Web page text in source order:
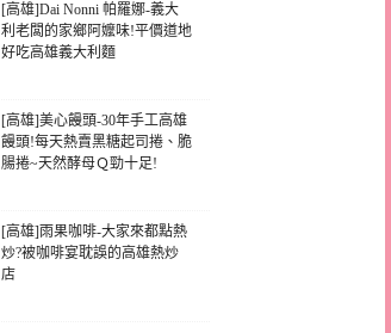
[高雄]Dai Nonni 帕羅娜-義大
利老闆的家鄉阿嬤味!平價道地
好吃高雄義大利麵
[高雄]美心饅頭-30年手工高雄
饅頭!每天熱賣黑糖起司捲、脆
腸捲~天然酵母Ｑ勁十足!
[高雄]雨果咖啡-大家來都點熱
炒?被咖啡宴耽誤的高雄熱炒
店